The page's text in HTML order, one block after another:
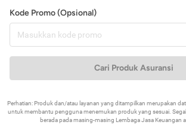
Kode Promo (Opsional)
Cari Produk Asuransi
Perhatian: Produk dan/atau layanan yang ditampilkan merupakan
untuk membantu pengguna menemukan produk yang sesuai.
berada pada masing-masing Lembaga Jasa Keuangan